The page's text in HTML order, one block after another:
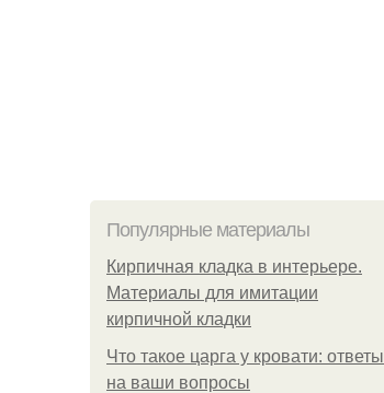
Популярные материалы
Кирпичная кладка в интерьере.
Материалы для имитации
кирпичной кладки
Что такое царга у кровати: ответы
на ваши вопросы